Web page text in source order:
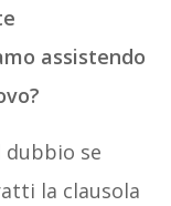
assistendo
dubbio se
la clausola